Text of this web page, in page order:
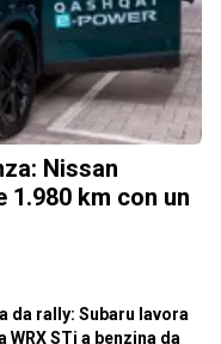
Nissan
1.980 km con un
da rally: Subaru lavora
WRX STi a benzina da